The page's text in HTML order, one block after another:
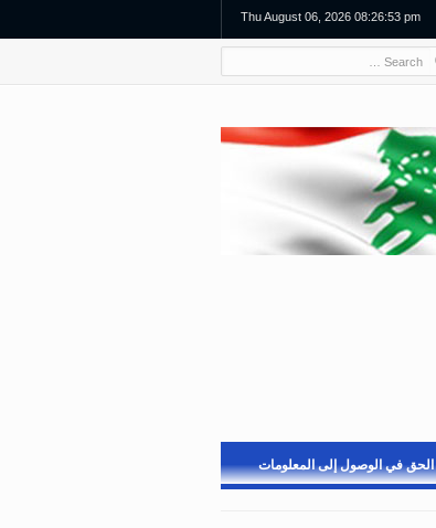
Thu August 06, 2026 08:26:53 pm
الحق في الوصول إلى المعلومات